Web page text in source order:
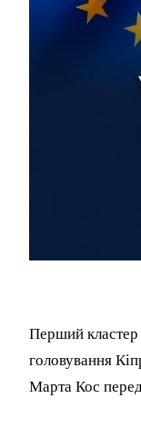
Перший кластер
головування
Марта Кос